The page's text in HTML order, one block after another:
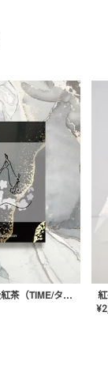
オリジナル高級紅茶（TIME/タイム）【ギフト/プチギフト/プレゼント/内祝い/結婚式/オリジナル配合/高品質/ハーブティー/茶葉/記念日/お返し/手土産/美容/おしゃれ】
¥